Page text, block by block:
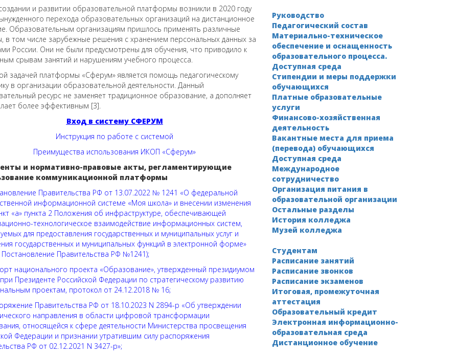
и развитии образовательной платформы возникли в 2020 году
перехода образовательных организаций на дистанционное
Образовательным организациям пришлось применять различные
в том числе зарубежные решения с хранением персональных данных за
России. Они не были предусмотрены для обучения, что приводило к
срывам занятий и нарушениям учебного процесса.
задачей платформы «Сферум» является помощь педагогическому
в организации образовательной деятельности. Данный
ресурс не заменяет традиционное образование, а дополняет
более эффективным [3].
Вход в систему СФЕРУМ
Инструкция по работе с системой
Преимущества использования ИКОП «Сферум»
и нормативно-правовые акты, регламентирующие
коммуникационной платформы
Правительства РФ от 13.07.2022 № 1241 «О федеральной
информационной системе «Моя школа» и внесении изменения
«а» пункта 2 Положения об инфраструктуре, обеспечивающей
технологическое взаимодействие информационных систем,
для предоставления государственных и муниципальных услуг и
государственных и муниципальных функций в электронной форме»
Постановление Правительства РФ №1241);
национального проекта «Образование», утвержденный президиумом
Президенте Российской Федерации по стратегическому развитию
проектам, протокол от 24.12.2018 № 16;
Правительства РФ от 18.10.2023 N 2894-р «Об утверждении
направления в области цифровой трансформации
относящейся к сфере деятельности Министерства просвещения
Федерации и признании утратившим силу распоряжения
РФ от 02.12.2021 N 3427-р»;
Руководство
Педагогический состав
Материально-техническое
обеспечение и оснащенность
образовательного процесса.
Доступная среда
Стипендии и меры поддержки
обучающихся
Платные образовательные
услуги
Финансово-хозяйственная
деятельность
Вакантные места для приема
(перевода) обучающихся
Доступная среда
Международное
сотрудничество
Организация питания в
образовательной организации
Остальные разделы
История колледжа
Музей колледжа
Студентам
Расписание занятий
Расписание звонков
Расписание экзаменов
Итоговая, промежуточная
аттестация
Образовательный кредит
Электронная информационно-
образовательная среда
Дистанционное обучение